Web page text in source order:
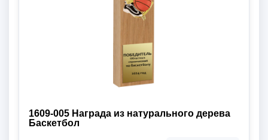
1609-005 Награда из натурального дерева
Баскетбол